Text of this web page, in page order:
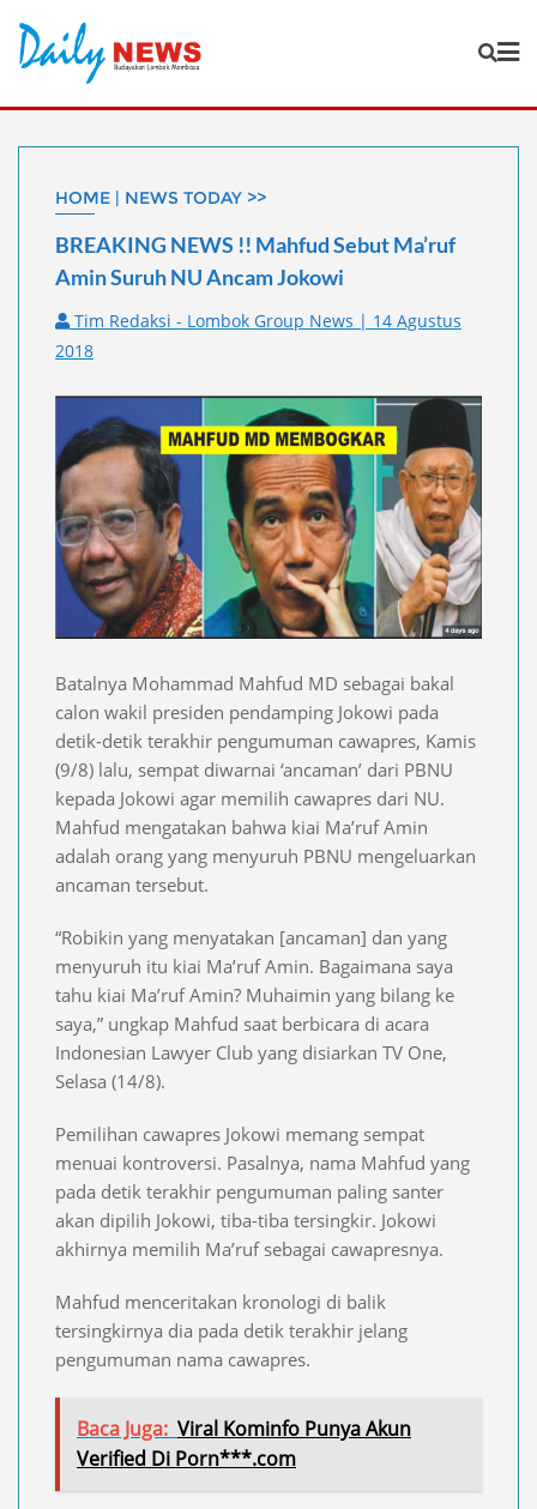
content
HOME | NEWS TODAY >>
BREAKING NEWS !! Mahfud Sebut Ma’ruf
Amin Suruh NU Ancam Jokowi
Tim Redaksi - Lombok Group News | 14 Agustus
2018
Batalnya Mohammad Mahfud MD sebagai bakal
calon wakil presiden pendamping Jokowi pada
detik-detik terakhir pengumuman cawapres, Kamis
(9/8) lalu, sempat diwarnai ‘ancaman’ dari PBNU
kepada Jokowi agar memilih cawapres dari NU.
Mahfud mengatakan bahwa kiai Ma’ruf Amin
adalah orang yang menyuruh PBNU mengeluarkan
ancaman tersebut.
“Robikin yang menyatakan [ancaman] dan yang
menyuruh itu kiai Ma’ruf Amin. Bagaimana saya
tahu kiai Ma’ruf Amin? Muhaimin yang bilang ke
saya,” ungkap Mahfud saat berbicara di acara
Indonesian Lawyer Club yang disiarkan TV One,
Selasa (14/8).
Pemilihan cawapres Jokowi memang sempat
menuai kontroversi. Pasalnya, nama Mahfud yang
pada detik terakhir pengumuman paling santer
akan dipilih Jokowi, tiba-tiba tersingkir. Jokowi
akhirnya memilih Ma’ruf sebagai cawapresnya.
Mahfud menceritakan kronologi di balik
tersingkirnya dia pada detik terakhir jelang
pengumuman nama cawapres.
Baca Juga: Viral Kominfo Punya Akun
Verified Di Porn***.com